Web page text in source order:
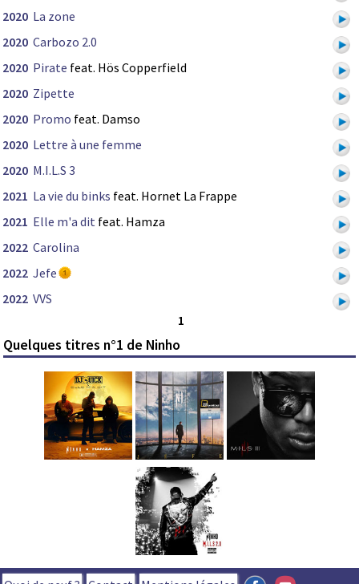
2020 La zone
2020 Carbozo 2.0
2020 Pirate feat. Hös Copperfield
2020 Zipette
2020 Promo feat. Damso
2020 Lettre à une femme
2020 M.I.L.S 3
2021 La vie du binks feat. Hornet La Frappe
2021 Elle m'a dit feat. Hamza
2022 Carolina
2022 Jefe
2022 VVS
1
Quelques titres n°1 de Ninho